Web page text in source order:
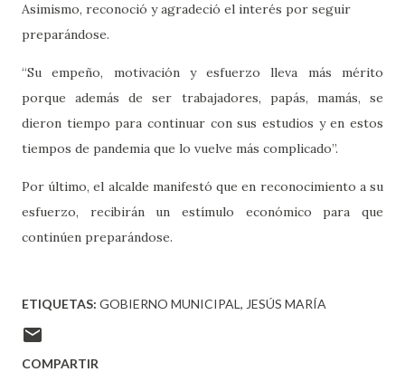
Asimismo, reconoció y agradeció el interés por seguir
preparándose.
“Su empeño, motivación y esfuerzo lleva más mérito
porque además de ser trabajadores, papás, mamás, se
dieron tiempo para continuar con sus estudios y en estos
tiempos de pandemia que lo vuelve más complicado”.
Por último, el alcalde manifestó que en reconocimiento a su
esfuerzo, recibirán un estímulo económico para que
continúen preparándose.
ETIQUETAS: GOBIERNO MUNICIPAL JESÚS MARÍA
COMPARTIR